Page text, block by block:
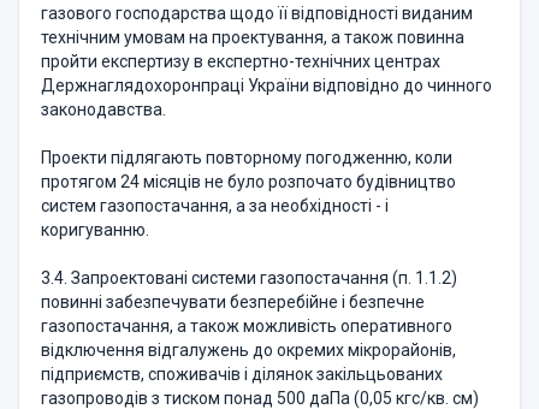
газового господарства щодо її відповідності виданим
технічним умовам на проектування, а також повинна
пройти експертизу в експертно-технічних центрах
Держнаглядохоронпраці України відповідно до чинного
законодавства.
Проекти підлягають повторному погодженню, коли
протягом 24 місяців не було розпочато будівництво
систем газопостачання, а за необхідності - і
коригуванню.
3.4. Запроектовані системи газопостачання (п. 1.1.2)
повинні забезпечувати безперебійне і безпечне
газопостачання, а також можливість оперативного
відключення відгалужень до окремих мікрорайонів,
підприємств, споживачів і ділянок закільцьованих
газопроводів з тиском понад 500 даПа (0,05 кгс/кв. см)